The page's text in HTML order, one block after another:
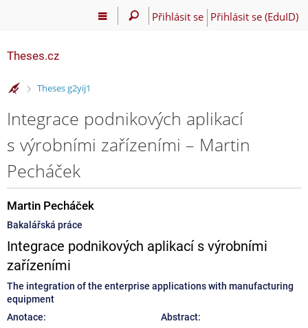
Přihlásit se Přihlásit se (EduID)
Theses.cz
>
Theses g2yij1
Integrace podnikových aplikací
s výrobními zařízeními – Martin
Pecháček
Martin Pecháček
Bakalářská práce
Integrace podnikových aplikací s výrobními
zařízeními
The integration of the enterprise applications with manufacturing
equipment
Anotace:
Abstract: